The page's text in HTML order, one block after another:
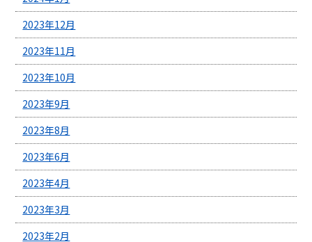
2023年12月
2023年11月
2023年10月
2023年9月
2023年8月
2023年6月
2023年4月
2023年3月
2023年2月